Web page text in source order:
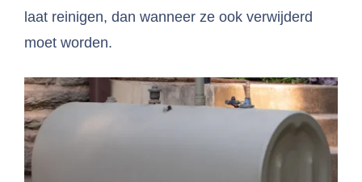
laat reinigen, dan wanneer ze ook verwijderd
moet worden.